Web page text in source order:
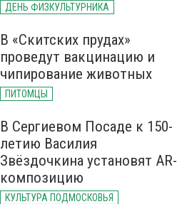
ДЕНЬ ФИЗКУЛЬТУРНИКА
В «Скитских прудах»
проведут вакцинацию и
чипирование животных
ПИТОМЦЫ
В Сергиевом Посаде к 150-
летию Василия
Звёздочкина установят AR-
композицию
КУЛЬТУРА ПОДМОСКОВЬЯ